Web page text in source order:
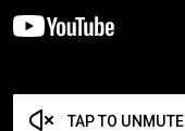
TAP TO UNMUTE